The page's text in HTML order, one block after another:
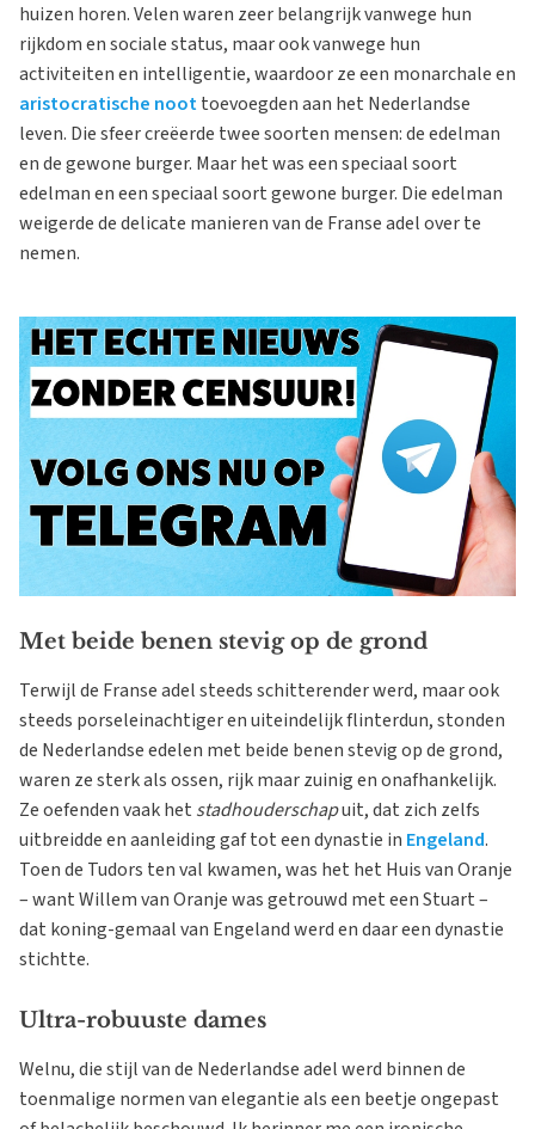
huizen horen. Velen waren zeer belangrijk vanwege hun
rijkdom en sociale status, maar ook vanwege hun
activiteiten en intelligentie, waardoor ze een monarchale en
aristocratische noottoevoegden aan het Nederlandse
leven. Die sfeer creëerde twee soorten mensen: de edelman
en de gewone burger. Maar het was een speciaal soort
edelman en een speciaal soort gewone burger. Die edelman
weigerde de delicate manieren van de Franse adel over te
nemen.
Met beide benen stevig op de grond
Terwijl de Franse adel steeds schitterender werd, maar ook
steeds porseleinachtiger en uiteindelijk flinterdun, stonden
de Nederlandse edelen met beide benen stevig op de grond,
waren ze sterk als ossen, rijk maar zuinig en onafhankelijk.
Ze oefenden vaak het stadhouderschapuit, dat zich zelfs
uitbreidde en aanleiding gaf tot een dynastie in Engeland.
Toen de Tudors ten val kwamen, was het het Huis van Oranje
– want Willem van Oranje was getrouwd met een Stuart –
dat koning-gemaal van Engeland werd en daar een dynastie
stichtte.
Ultra-robuuste dames
Welnu, die stijl van de Nederlandse adel werd binnen de
toenmalige normen van elegantie als een beetje ongepast